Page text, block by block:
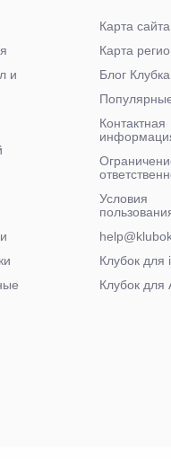
и
Карта сайта
Карта
Блог Клубка
Контактная
Условия
Клубок для
Клубок для